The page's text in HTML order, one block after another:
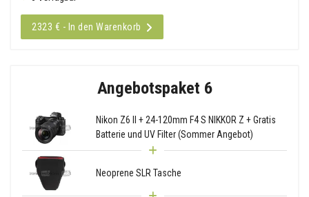
2323 € - In den Warenkorb
Angebotspaket 6
Nikon Z6 II + 24-120mm F4 S NIKKOR Z + Gratis
Batterie und UV Filter (Sommer Angebot)
Neoprene SLR Tasche